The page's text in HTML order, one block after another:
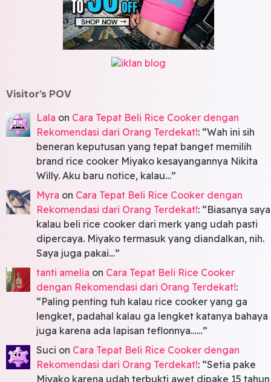
Visitor’s POV
Lala on Cara Tepat Beli Rice Cooker dengan
Rekomendasi dari Orang Terdekat!: “Wah ini sih
beneran keputusan yang tepat banget memilih
brand rice cooker Miyako kesayangannya Nikita
Willy. Aku baru notice, kalau…”
Myra on Cara Tepat Beli Rice Cooker dengan
Rekomendasi dari Orang Terdekat!: “Biasanya saya
kalau beli rice cooker dari merk yang udah pasti
dipercaya. Miyako termasuk yang diandalkan, nih.
Saya juga pakai…”
tanti amelia on Cara Tepat Beli Rice Cooker
dengan Rekomendasi dari Orang Terdekat!:
“Paling penting tuh kalau rice cooker yang ga
lengket, padahal kalau ga lengket katanya bahaya
juga karena ada lapisan teflonnya……”
Suci on Cara Tepat Beli Rice Cooker dengan
Rekomendasi dari Orang Terdekat!: “Setia pake
Miyako karena udah terbukti awet dipake 15 tahun